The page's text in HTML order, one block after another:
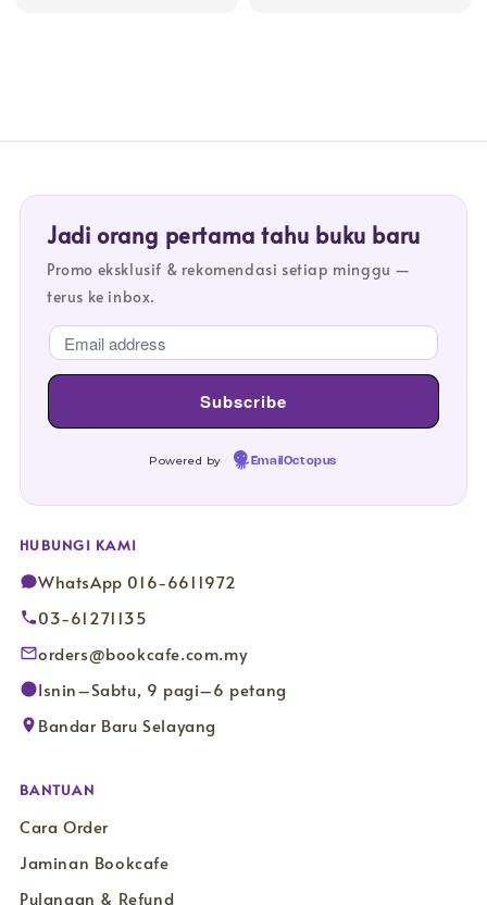
Jadi orang pertama tahu buku baru
Promo eksklusif & rekomendasi setiap minggu —
terus ke inbox.
Powered by EmailOctopus
HUBUNGI KAMI
WhatsApp 016-6611972
03-61271135
orders@bookcafe.com.my
Isnin–Sabtu, 9 pagi–6 petang
Bandar Baru Selayang
BANTUAN
Cara Order
Jaminan Bookcafe
Pulangan & Refund